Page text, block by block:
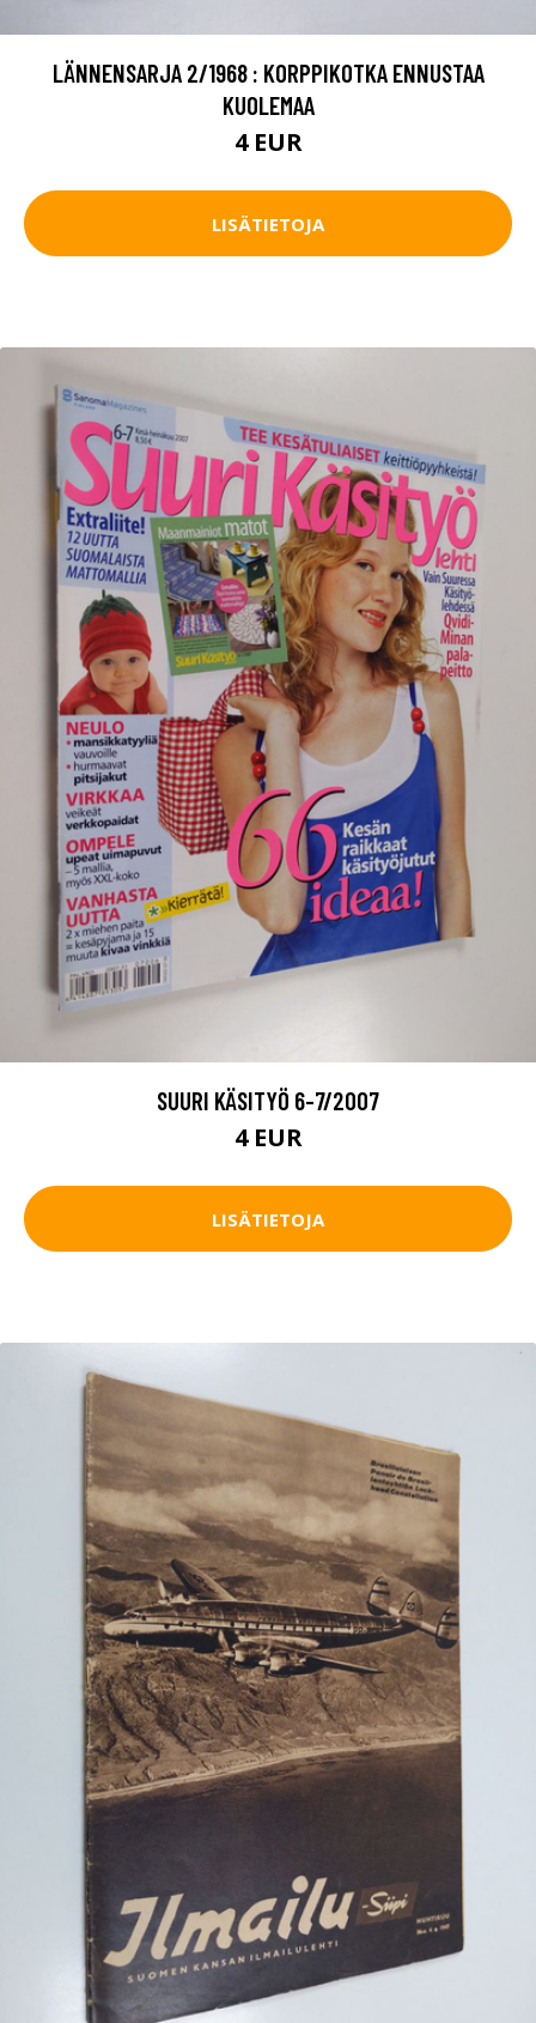
LÄNNENSARJA 2/1968 : KORPPIKOTKA ENNUSTAA
KUOLEMAA
4 EUR
LISÄTIETOJA
SUURI KÄSITYÖ 6-7/2007
4 EUR
LISÄTIETOJA